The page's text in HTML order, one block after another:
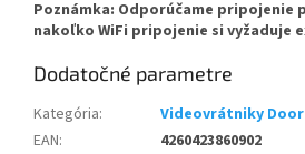
Poznámka: Odporúčame pripojenie
nakoľko WiFi pripojenie si vyžaduje
Dodatočné parametre
Kategória:
Videovrátniky
EAN:
4260423860902